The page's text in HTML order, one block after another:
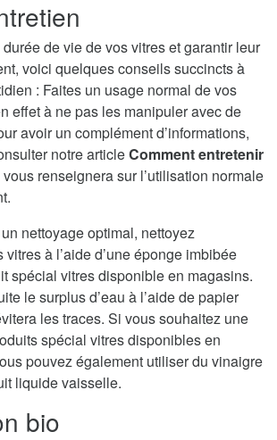
de vie de vos vitres et garantir leur
voici quelques conseils succincts à
: Faites un usage normal de vos
effet à ne pas les manipuler avec de
avoir un complément d’informations,
notre articleComment entretenir
vous renseignera sur l’utilisation normale
nettoyage optimal, nettoyez
à l’aide d’une éponge imbibée
spécial vitres disponible en magasins.
le surplus d’eau à l’aide de papier
les traces. Si vous souhaitez une
spécial vitres disponibles en
pouvez également utiliser du vinaigre
liquide vaisselle.
bio